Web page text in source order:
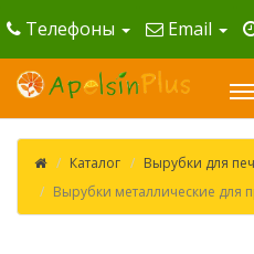
Телефоны Email
Каталог
Вырубки для
Вырубки металлические для